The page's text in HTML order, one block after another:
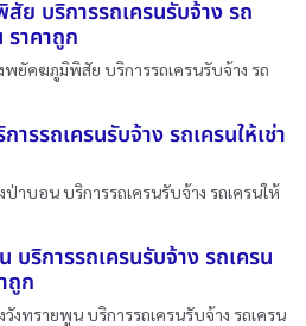
ย บริการรถเครนรับจ้าง รถ
ราคาถูก
พยัคฆภูมิพิสัย บริการรถเครนรับจ้าง รถ
รรถเครนรับจ้าง รถเครนให้เช่า
ป่าบอน บริการรถเครนรับจ้าง รถเครนให้
บริการรถเครนรับจ้าง รถเครน
ถูก
งทรายพูน บริการรถเครนรับจ้าง รถเครน